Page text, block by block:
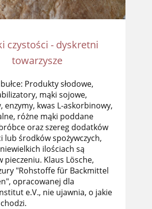
czystości - dyskretni
towarzysze
Produkty słodowe,
mąki sojowe,
enzymy, kwas L-askorbinowy,
różne mąki poddane
oraz szereg dodatków
lub środków spożywczych,
ilościach są
pieczeniu. Klaus Lösche,
"Rohstoffe für Backmittel
opracowanej dla
e.V., nie ujawnia, o jakie